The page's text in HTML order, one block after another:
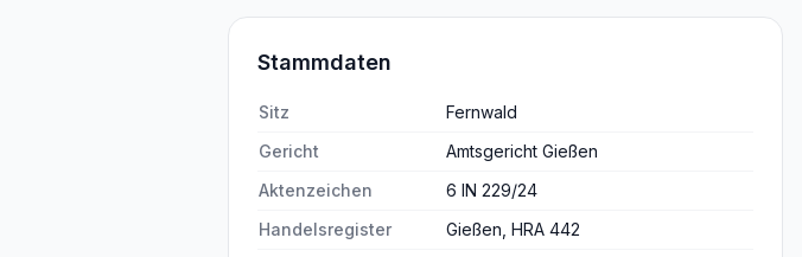
Stammdaten
Sitz
Fernwald
Gericht
Amtsgericht Gießen
Aktenzeichen
6 IN 229/24
Handelsregister
Gießen, HRA 442